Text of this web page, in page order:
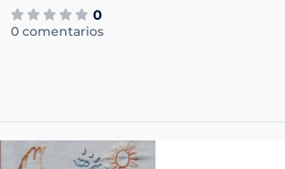
0
0 comentarios